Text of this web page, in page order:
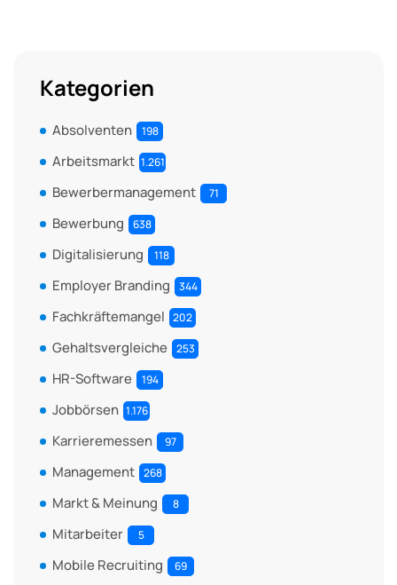
Kategorien
Absolventen 198
Arbeitsmarkt 1.261
Bewerbermanagement 71
Bewerbung 638
Digitalisierung 118
Employer Branding 344
Fachkräftemangel 202
Gehaltsvergleiche 253
HR-Software 194
Jobbörsen 1.176
Karrieremessen 97
Management 268
Markt & Meinung 8
Mitarbeiter 5
Mobile Recruiting 69